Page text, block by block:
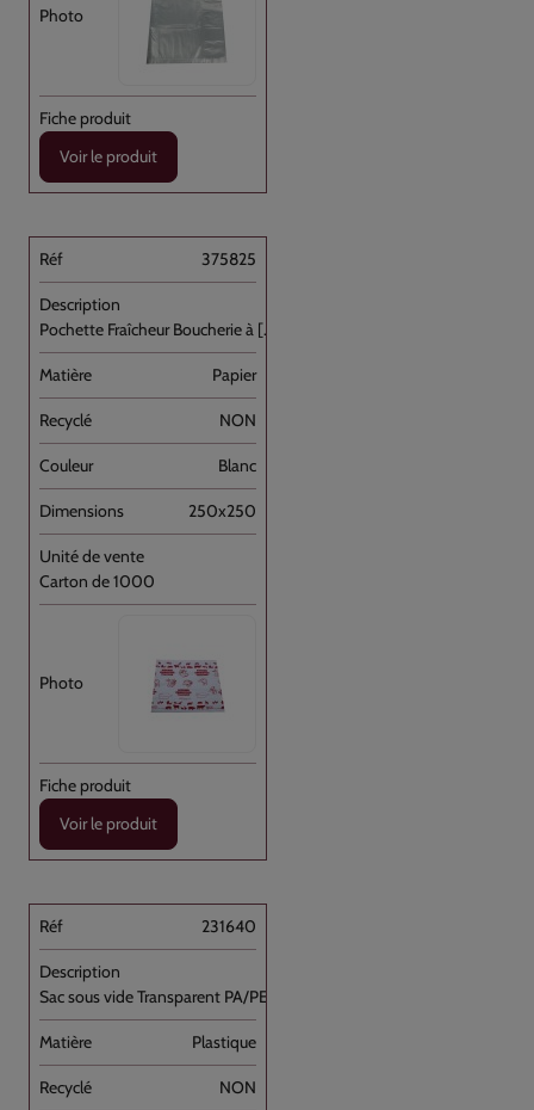
Voir le produit
375825
Pochette Fraîcheur Boucherie à [...]
Papier
NON
Blanc
250x250
Carton de 1000
Voir le produit
231640
Sac sous vide Transparent PA/PE 16x30 //1000
Plastique
NON